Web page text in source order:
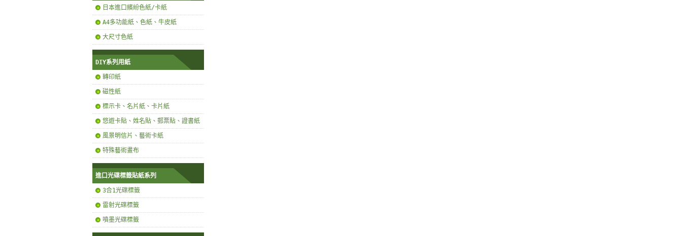
日本進口繽紛色紙/卡紙
A4多功能紙、色紙、牛皮紙
大尺寸色紙
DIY系列用紙
轉印紙
磁性紙
標示卡、名片紙、卡片紙
悠遊卡貼、姓名貼、郵票貼、證書紙
風景明信片、藝術卡紙
特殊藝術畫布
進口光碟標籤貼紙系列
3合1光碟標籤
雷射光碟標籤
噴墨光碟標籤